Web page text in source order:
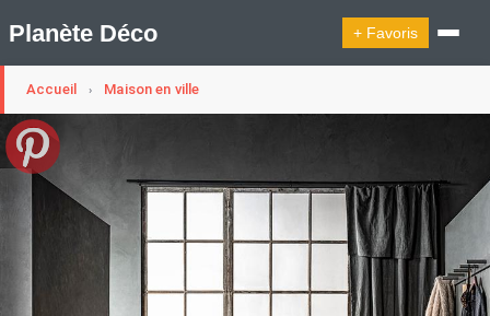
Planète Déco + Favoris
🛍︎ Shop Planète Déco
Appartement Design Cabanes
Decoration Noël
Design Suédois En Quelques Photos
Idées Déco En 10 Photos
La Semaine Décoration Et Design
Méli-Mélo Suédois
Publi Reportage
Accueil › Maison en ville